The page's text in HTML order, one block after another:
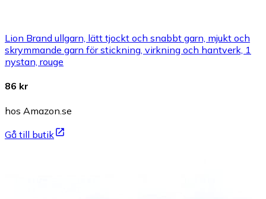
Lion Brand ullgarn, lätt tjockt och snabbt garn, mjukt och
skrymmande garn för stickning, virkning och hantverk, 1
nystan, rouge
86 kr
hos Amazon.se
Gå till butik